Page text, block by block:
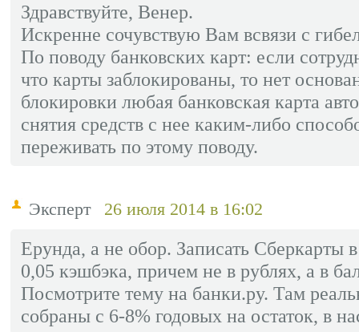
Здравствуйте, Венер.
Искренне сочувствую Вам всвязи с
По поводу банковских карт: если
что карты заблокированы, то нет
блокировки любая банковская карта
снятия средств с нее каким-либо
переживать по этому поводу.
Эксперт 26 июля 2014 в 16:02
Ерунда, а не обор. Записать Сберкарты
0,05 кэшбэка, причем не в рублях, а в
Посмотрите тему на банки.ру. Там
собраны с 6-8% годовых на остаток, в